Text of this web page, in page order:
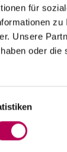
für
zu
Unsere
oder
wegen